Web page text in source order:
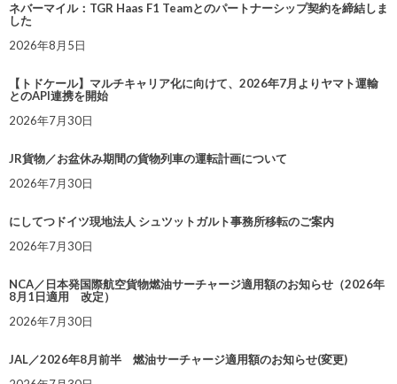
ネバーマイル：TGR Haas F1 Teamとのパートナーシップ契約を締結しま
した
2026年8月5日
【トドケール】マルチキャリア化に向けて、2026年7月よりヤマト運輸
とのAPI連携を開始
2026年7月30日
JR貨物／お盆休み期間の貨物列車の運転計画について
2026年7月30日
にしてつドイツ現地法人 シュツットガルト事務所移転のご案内
2026年7月30日
NCA／日本発国際航空貨物燃油サーチャージ適用額のお知らせ（2026年
8月1日適用 改定）
2026年7月30日
JAL／2026年8月前半 燃油サーチャージ適用額のお知らせ(変更)